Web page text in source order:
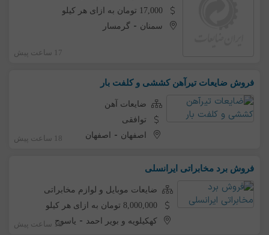
17,000 تومان به ازای هر کیلو
سمنان - گرمسار
17 ساعت پیش
فروش ضایعات تیرآهن کششی و کلفت بار
ضایعات آهن
توافقی
اصفهان - اصفهان 18 ساعت پیش
فروش برد مخابراتی ایرانسلی
ضایعات موبایل و لوازم مخابراتی
8,000,000 تومان به ازای هر کیلو
کهکیلویه و بویر احمد -یاسوج
18 ساعت پیش